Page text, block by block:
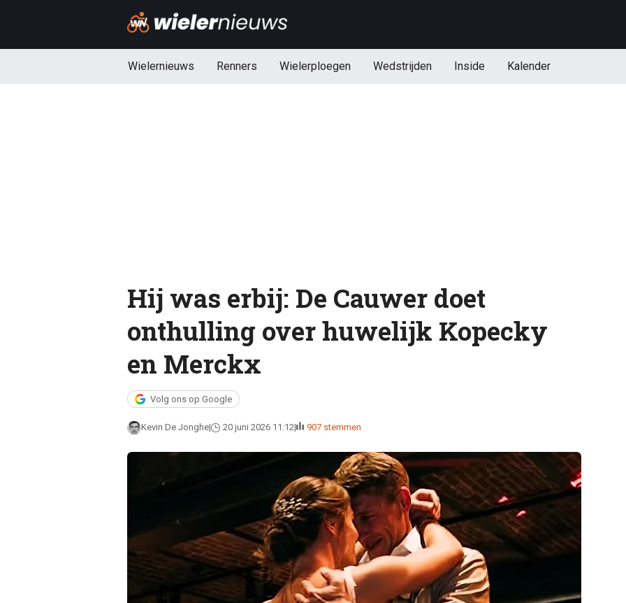
Wielernieuws Renners Wielerploegen Wedstrijden Inside Kalender
Hij was erbij: De Cauwer doet
onthulling over huwelijk Kopecky
en Merckx
Volg ons op Google
Kevin De Jonghe 20 juni 2026 11:12 907 stemmen